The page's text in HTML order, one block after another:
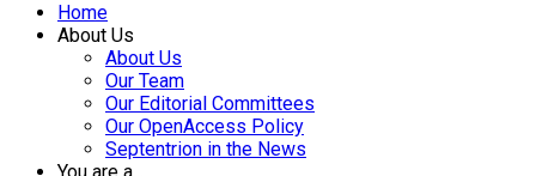
Home
About Us
About Us
Our Team
Our Editorial Committees
Our OpenAccess Policy
Septentrion in the News